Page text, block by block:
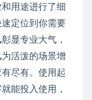
用途进行了细
定位到你需要
显专业大气，
活泼的场景增
尽有。使用起
能投入使用，